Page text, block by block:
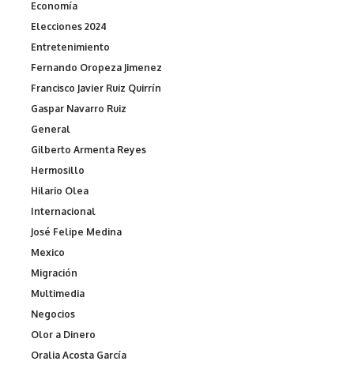
Economía
Elecciones 2024
Entretenimiento
Fernando Oropeza Jimenez
Francisco Javier Ruiz Quirrín
Gaspar Navarro Ruiz
General
Gilberto Armenta Reyes
Hermosillo
Hilario Olea
Internacional
José Felipe Medina
Mexico
Migración
Multimedia
Negocios
Olor a Dinero
Oralia Acosta García